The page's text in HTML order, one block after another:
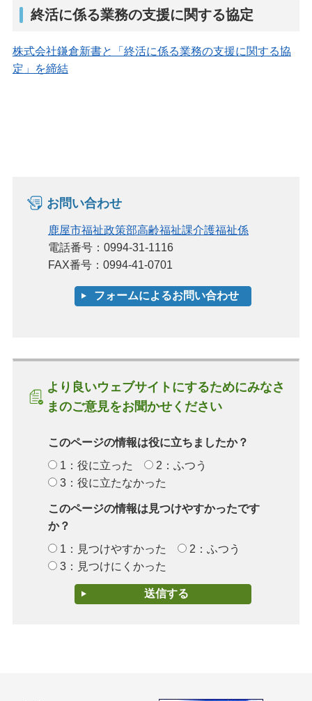
終活に係る業務の支援に関する協定
株式会社鎌倉新書と「終活に係る業務の支援に関する協
定」を締結
お問い合わせ
鹿屋市福祉政策部高齢福祉課介護福祉係
電話番号：0994-31-1116
FAX番号：0994-41-0701
より良いウェブサイトにするためにみなさ
まのご意見をお聞かせください
このページの情報は役に立ちましたか？
1：役に立った
2：ふつう
3：役に立たなかった
このページの情報は見つけやすかったです
か？
1：見つけやすかった
2：ふつう
3：見つけにくかった